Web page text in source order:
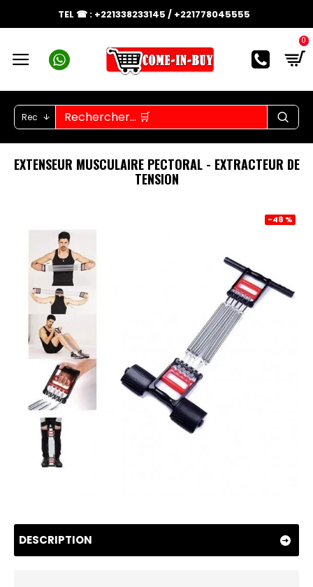
TEL ☎ : +221338233145 / +221778045555
0
Rec
EXTENSEUR MUSCULAIRE PECTORAL - EXTRACTEUR DE
TENSION
-48 %
DESCRIPTION